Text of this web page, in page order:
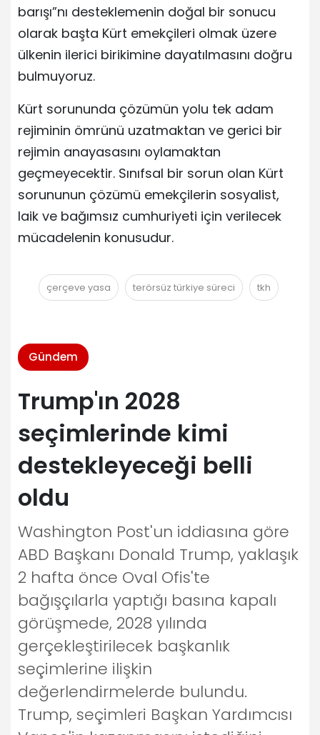
barışı”nı desteklemenin doğal bir sonucu
olarak başta Kürt emekçileri olmak üzere
ülkenin ilerici birikimine dayatılmasını doğru
bulmuyoruz.
Kürt sorununda çözümün yolu tek adam
rejiminin ömrünü uzatmaktan ve gerici bir
rejimin anayasasını oylamaktan
geçmeyecektir. Sınıfsal bir sorun olan Kürt
sorununun çözümü emekçilerin sosyalist,
laik ve bağımsız cumhuriyeti için verilecek
mücadelenin konusudur.
çerçeve yasa terörsüz türkiye süreci tkh
Gündem
Trump'ın 2028
seçimlerinde kimi
destekleyeceği belli
oldu
Washington Post'un iddiasına göre
ABD Başkanı Donald Trump, yaklaşık
2 hafta önce Oval Ofis'te
bağışçılarla yaptığı basına kapalı
görüşmede, 2028 yılında
gerçekleştirilecek başkanlık
seçimlerine ilişkin
değerlendirmelerde bulundu.
Trump, seçimleri Başkan Yardımcısı